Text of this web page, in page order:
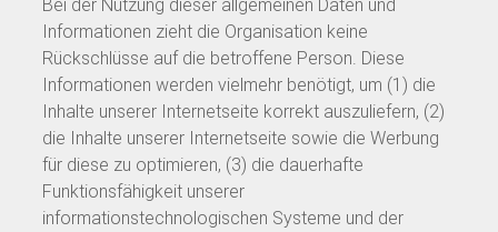
Bei der Nutzung dieser allgemeinen Daten und
Informationen zieht die Organisation keine
Rückschlüsse auf die betroffene Person. Diese
Informationen werden vielmehr benötigt, um (1) die
Inhalte unserer Internetseite korrekt auszuliefern, (2)
die Inhalte unserer Internetseite sowie die Werbung
für diese zu optimieren, (3) die dauerhafte
Funktionsfähigkeit unserer
informationstechnologischen Systeme und der